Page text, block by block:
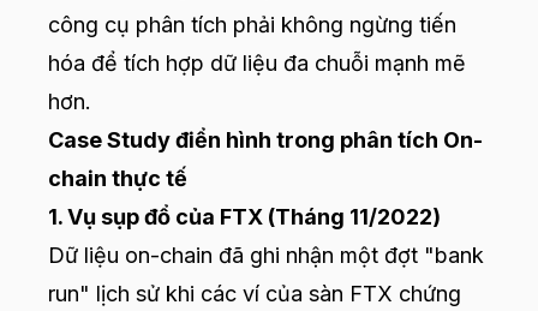
công cụ phân tích phải không ngừng tiến
hóa để tích hợp dữ liệu đa chuỗi mạnh mẽ
hơn.
Case Study điển hình trong phân tích On-
chain thực tế
1. Vụ sụp đổ của FTX (Tháng 11/2022)
Dữ liệu on-chain đã ghi nhận một đợt "bank
run" lịch sử khi các ví của sàn FTX chứng